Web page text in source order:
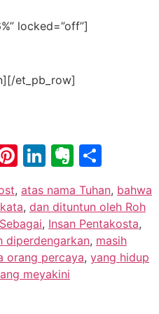
locked=”off”]
et_pb_row]
Pinterest
LinkedIn
, atas nama Tuhan, bahwa
, dan dituntun oleh Roh
, Insan Pentakosta,
diperdengarkan, masih
orang percaya, yang hidup
meyakini